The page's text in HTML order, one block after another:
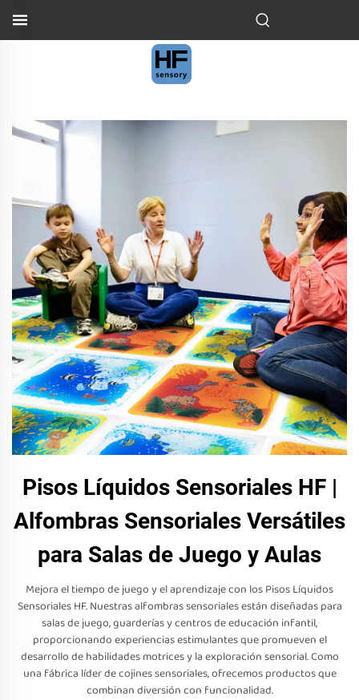
Pisos Líquidos Sensoriales HF |
Alfombras Sensoriales Versátiles
para Salas de Juego y Aulas
Mejora el tiempo de juego y el aprendizaje con los Pisos Líquidos
Sensoriales HF. Nuestras alfombras sensoriales están diseñadas para
salas de juego, guarderías y centros de educación infantil,
proporcionando experiencias estimulantes que promueven el
desarrollo de habilidades motrices y la exploración sensorial. Como
una fábrica líder de cojines sensoriales, ofrecemos productos que
combinan diversión con funcionalidad.